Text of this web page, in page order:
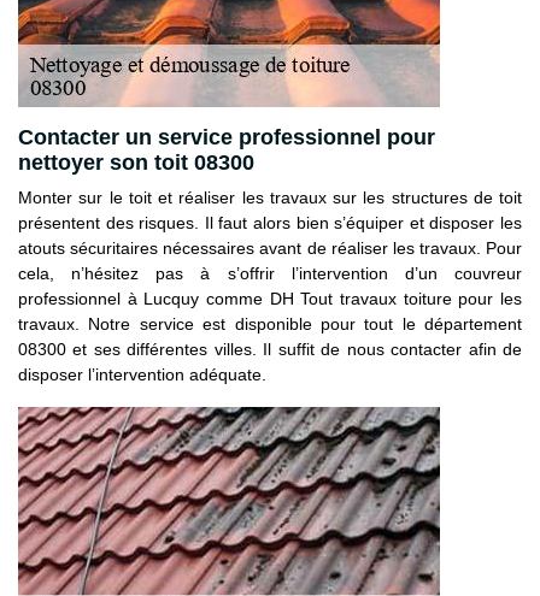
Contacter un service professionnel pour
nettoyer son toit 08300
Monter sur le toit et réaliser les travaux sur les structures de toit
présentent des risques. Il faut alors bien s’équiper et disposer les
atouts sécuritaires nécessaires avant de réaliser les travaux. Pour
cela, n’hésitez pas à s’offrir l’intervention d’un couvreur
professionnel à Lucquy comme DH Tout travaux toiture pour les
travaux. Notre service est disponible pour tout le département
08300 et ses différentes villes. Il suffit de nous contacter afin de
disposer l’intervention adéquate.